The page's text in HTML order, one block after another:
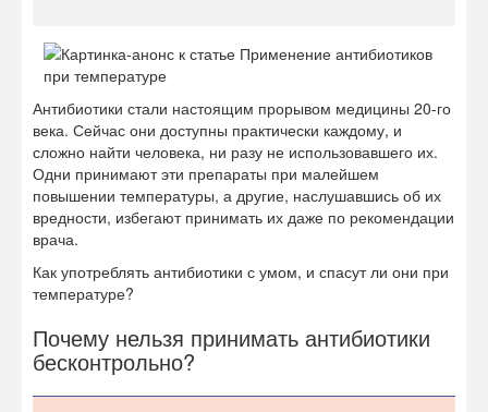
Антибиотики стали настоящим прорывом медицины 20-го
века. Сейчас они доступны практически каждому, и
сложно найти человека, ни разу не использовавшего их.
Одни принимают эти препараты при малейшем
повышении температуры, а другие, наслушавшись об их
вредности, избегают принимать их даже по рекомендации
врача.
Как употреблять антибиотики с умом, и спасут ли они при
температуре?
Почему нельзя принимать антибиотики
бесконтрольно?